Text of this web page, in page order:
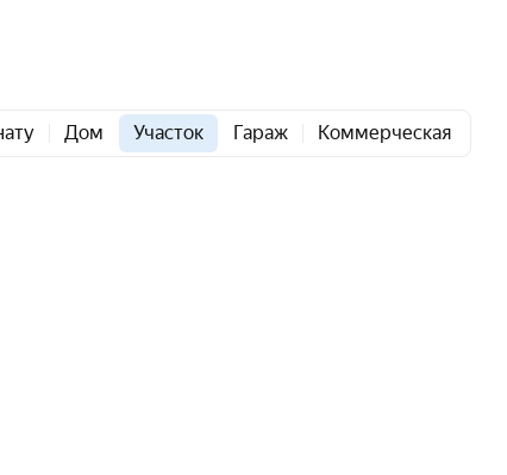
Дом Участок Гараж Коммерческая